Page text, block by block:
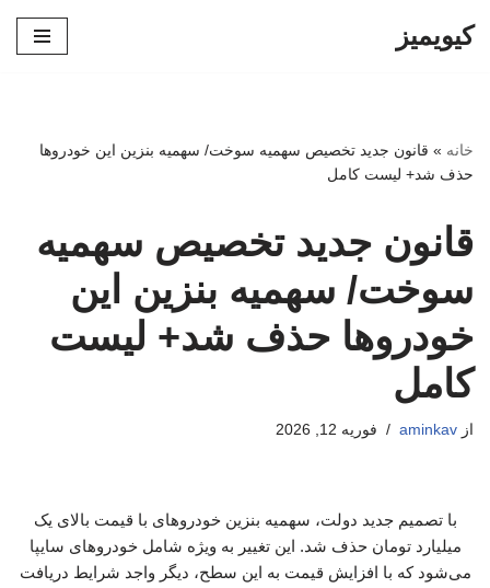
کیویمیز
خانه » قانون جدید تخصیص سهمیه سوخت/ سهمیه بنزین این خودروها
حذف شد+ لیست کامل
قانون جدید تخصیص سهمیه
سوخت/ سهمیه بنزین این
خودروها حذف شد+ لیست
کامل
از aminkav فوریه 12, 2026
با تصمیم جدید دولت، سهمیه بنزین خودروهای با قیمت بالای یک
میلیارد تومان حذف شد. این تغییر به ویژه شامل خودروهای سایپا
می‌شود که با افزایش قیمت به این سطح، دیگر واجد شرایط دریافت